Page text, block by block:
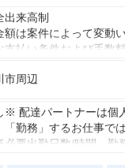
出来高制
は案件によって変動い
払い条件および手数
市周辺
※ 配達パートナーは個
「勤務」するお仕事で
必要出勤日数/時間、勤